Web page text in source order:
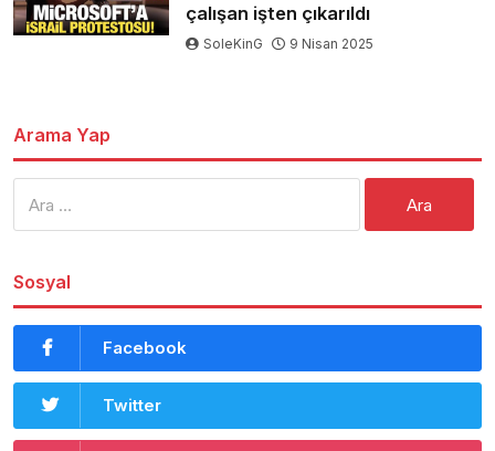
çalışan işten çıkarıldı
SoleKinG 9 Nisan 2025
Arama Yap
Sosyal
Facebook
Twitter